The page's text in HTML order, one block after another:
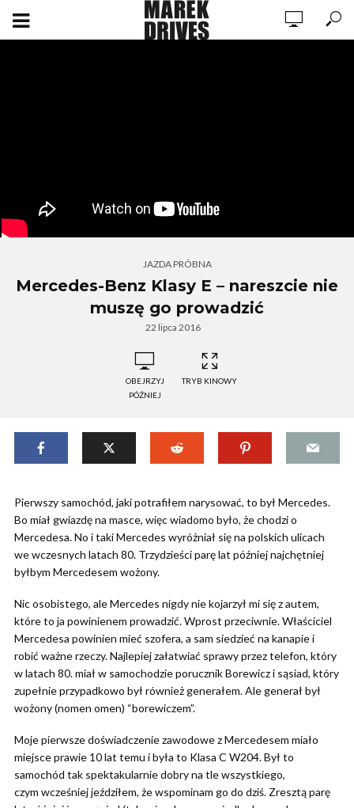
JAZDA PRÓBNA
Mercedes-Benz Klasy E – nareszcie nie
muszę go prowadzić
22 lipca 2016
OBEJRZYJ
PÓŹNIEJ
TRYB KINOWY
Pierwszy samochód, jaki potrafiłem narysować, to był Mercedes.
Bo miał gwiazdę na masce, więc wiadomo było, że chodzi o
Mercedesa. No i taki Mercedes wyróżniał się na polskich ulicach
we wczesnych latach 80. Trzydzieści parę lat później najchętniej
byłbym Mercedesem wożony.
Nic osobistego, ale Mercedes nigdy nie kojarzył mi się z autem,
które to ja powinienem prowadzić. Wprost przeciwnie. Właściciel
Mercedesa powinien mieć szofera, a sam siedzieć na kanapie i
robić ważne rzeczy. Najlepiej załatwiać sprawy przez telefon, który
w latach 80. miał w samochodzie porucznik Borewicz i sąsiad, który
zupełnie przypadkowo był również generałem. Ale generał był
wożony (nomen omen) “borewiczem”.
Moje pierwsze doświadczenie zawodowe z Mercedesem miało
miejsce prawie 10 lat temu i była to Klasa C W204. Był to
samochód tak spektakularnie dobry na tle wszystkiego,
czym wcześniej jeździłem, że wspominam go do dziś. Zresztą parę